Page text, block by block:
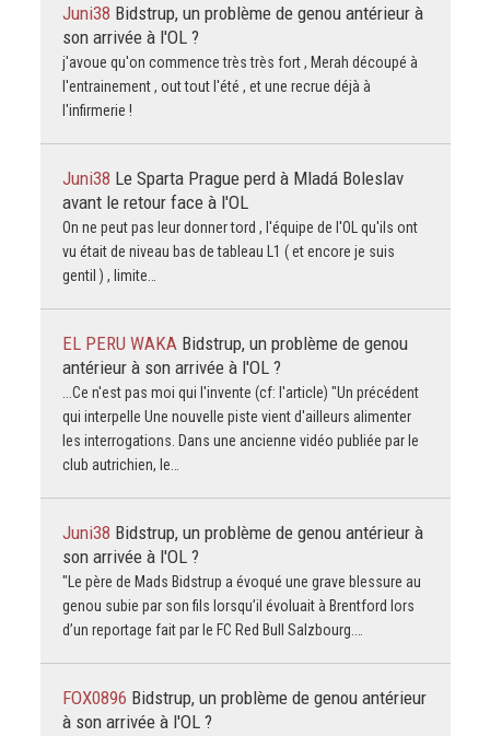
Juni38 Bidstrup, un problème de genou antérieur à
son arrivée à l'OL ?
j'avoue qu'on commence très très fort , Merah découpé à
l'entrainement , out tout l'été , et une recrue déjà à
l'infirmerie !
Juni38 Le Sparta Prague perd à Mladá Boleslav
avant le retour face à l'OL
On ne peut pas leur donner tord , l'équipe de l'OL qu'ils ont
vu était de niveau bas de tableau L1 ( et encore je suis
gentil ) , limite…
EL PERU WAKA Bidstrup, un problème de genou
antérieur à son arrivée à l'OL ?
...Ce n'est pas moi qui l'invente (cf: l'article) "Un précédent
qui interpelle Une nouvelle piste vient d'ailleurs alimenter
les interrogations. Dans une ancienne vidéo publiée par le
club autrichien, le…
Juni38 Bidstrup, un problème de genou antérieur à
son arrivée à l'OL ?
"Le père de Mads Bidstrup a évoqué une grave blessure au
genou subie par son fils lorsqu’il évoluait à Brentford lors
d’un reportage fait par le FC Red Bull Salzbourg.…
FOX0896 Bidstrup, un problème de genou antérieur
à son arrivée à l'OL ?